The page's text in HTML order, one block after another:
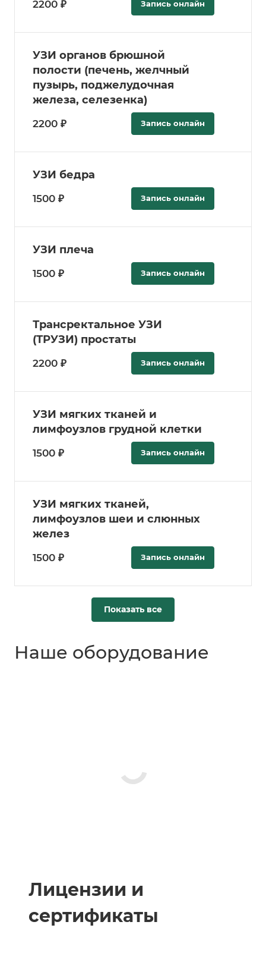
2200 ₽ Запись онлайн
УЗИ органов брюшной
полости (печень, желчный
пузырь, поджелудочная
железа, селезенка)
2200 ₽ Запись онлайн
УЗИ бедра
1500 ₽ Запись онлайн
УЗИ плеча
1500 ₽ Запись онлайн
Трансректальное УЗИ
(ТРУЗИ) простаты
2200 ₽ Запись онлайн
УЗИ мягких тканей и
лимфоузлов грудной клетки
1500 ₽ Запись онлайн
УЗИ мягких тканей,
лимфоузлов шеи и слюнных
желез
1500 ₽ Запись онлайн
Показать все
Наше оборудование
Лицензии и
сертификаты